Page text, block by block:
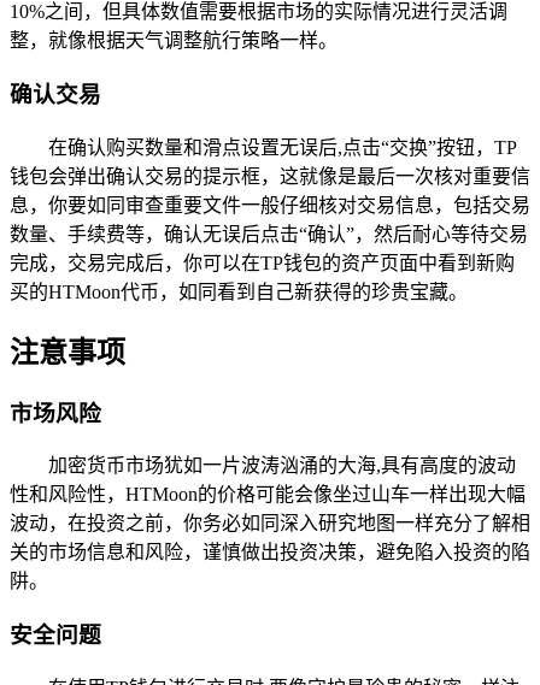
10%之间，但具体数值需要根据市场的实际情况进行灵活调
整，就像根据天气调整航行策略一样。
确认交易
在确认购买数量和滑点设置无误后,点击“交换”按钮，TP
钱包会弹出确认交易的提示框，这就像是最后一次核对重要信
息，你要如同审查重要文件一般仔细核对交易信息，包括交易
数量、手续费等，确认无误后点击“确认”，然后耐心等待交易
完成，交易完成后，你可以在TP钱包的资产页面中看到新购
买的HTMoon代币，如同看到自己新获得的珍贵宝藏。
注意事项
市场风险
加密货币市场犹如一片波涛汹涌的大海,具有高度的波动
性和风险性，HTMoon的价格可能会像坐过山车一样出现大幅
波动，在投资之前，你务必如同深入研究地图一样充分了解相
关的市场信息和风险，谨慎做出投资决策，避免陷入投资的陷
阱。
安全问题